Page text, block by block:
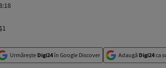
Urmărește Digi24în Google Discover Adaugă Digi24ca